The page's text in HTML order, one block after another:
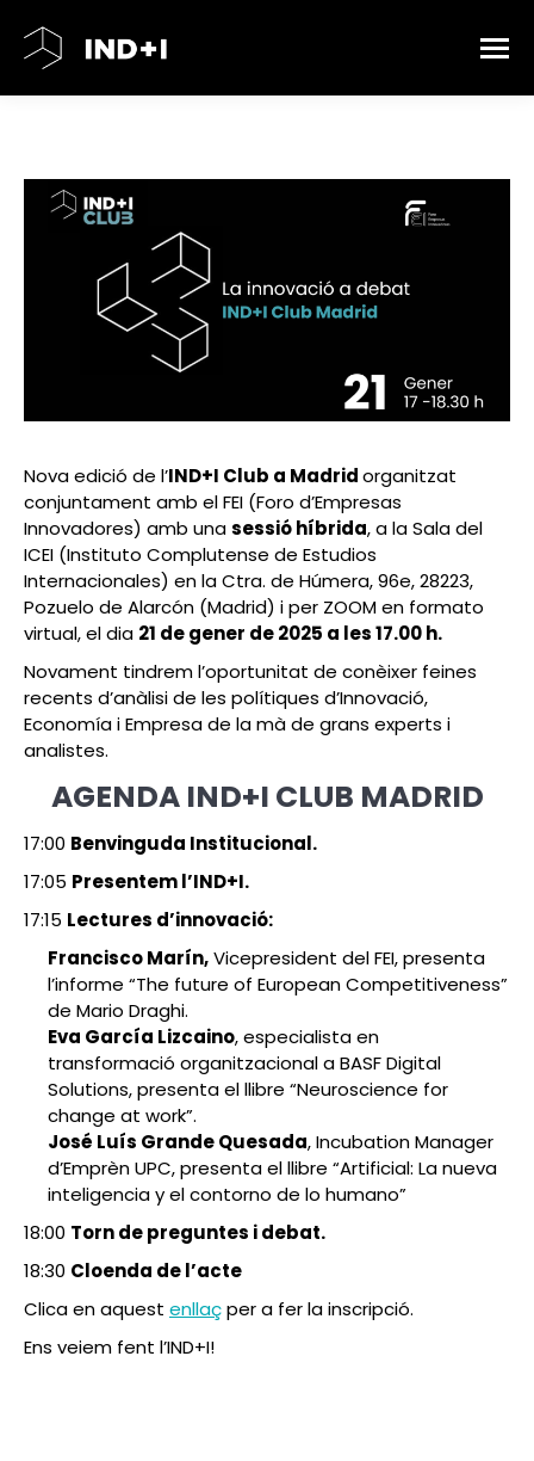
Nova edició de l’IND+I Club a Madridorganitzat
conjuntament amb el FEI (Foro d’Empresas
Innovadores) amb unasessió híbrida, a la Sala del
ICEI (Instituto Complutense de Estudios
Internacionales) en la Ctra. de Húmera, 96e, 28223,
Pozuelo de Alarcón (Madrid) i per ZOOM en formato
virtual, el dia 21 de gener de 2025 a les 17.00 h.
Novament tindrem l’oportunitat de conèixer feines
recents d’anàlisi de les polítiques d’Innovació,
Economía i Empresa de la mà de grans experts i
analistes.
AGENDA IND+I CLUB MADRID
17:00 Benvinguda Institucional.
17:05 Presentem l’IND+I.
17:15 Lectures d’innovació:
Francisco Marín,Vicepresident del FEI, presenta
l’informe “The future of European Competitiveness”
de Mario Draghi.
Eva García Lizcaino, especialista en
transformació organitzacional a BASF Digital
Solutions, presenta el llibre “Neuroscience for
change at work”.
José Luís Grande Quesada, Incubation Manager
d’Emprèn UPC, presenta el llibre “Artificial: La nueva
inteligencia y el contorno de lo humano”
18:00 Torn de preguntes i debat.
18:30 Cloenda de l’acte
Clica en aquest enllaçper a fer la inscripció.
Ens veiem fent l’IND+I!